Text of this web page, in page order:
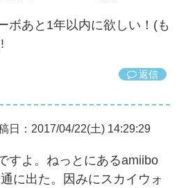
ボあと1年以内に欲しい！(も
返信
日：2017/04/22(土) 14:29:29
すよ。ねっとにあるamiibo
に出た。因みにスカイウォ